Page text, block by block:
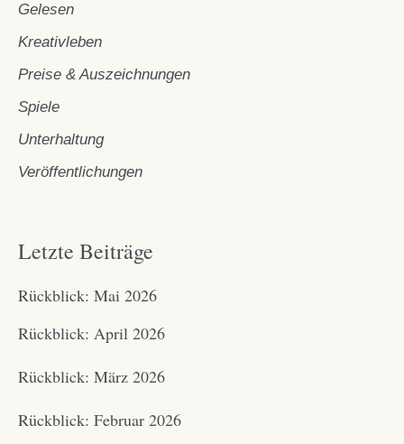
Gelesen
Kreativleben
Preise & Auszeichnungen
Spiele
Unterhaltung
Veröffentlichungen
Letzte Beiträge
Rückblick: Mai 2026
Rückblick: April 2026
Rückblick: März 2026
Rückblick: Februar 2026